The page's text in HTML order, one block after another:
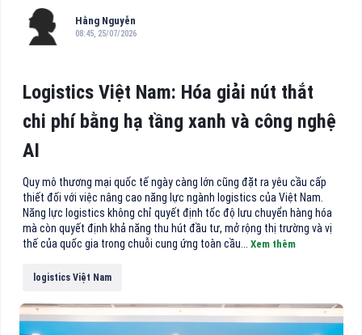
Hằng Nguyễn
08:45, 25/07/2026
Logistics Việt Nam: Hóa giải nút thắt
chi phí bằng hạ tầng xanh và công nghệ
AI
Quy mô thương mại quốc tế ngày càng lớn cũng đặt ra yêu cầu cấp
thiết đối với việc nâng cao năng lực ngành logistics của Việt Nam.
Năng lực logistics không chỉ quyết định tốc độ lưu chuyển hàng hóa
mà còn quyết định khả năng thu hút đầu tư, mở rộng thị trường và vị
thế của quốc gia trong chuỗi cung ứng toàn cầu... Xem thêm
logistics Việt Nam